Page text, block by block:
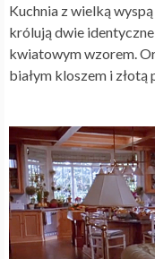
Kuchnia z wielką
królują dwie
kwiatowym wzorem.
białym kloszem i złotą